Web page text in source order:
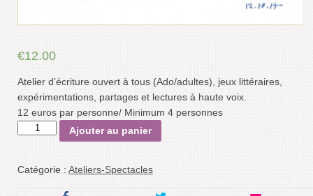
€12.00
Atelier d’écriture ouvert à tous (Ado/adultes), jeux littéraires,
expérimentations, partages et lectures à haute voix.
12 euros par personne/ Minimum 4 personnes
quantité
d'écriture
Ajouter au panier
Catégorie : Ateliers-Spectacles